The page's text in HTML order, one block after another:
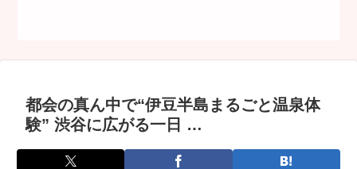
都会の真ん中で“伊豆半島まるごと温泉体
験” 渋谷に広がる一日 …